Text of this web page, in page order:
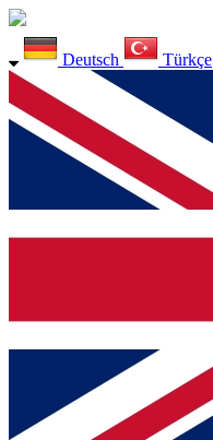
Deutsch Türkçe